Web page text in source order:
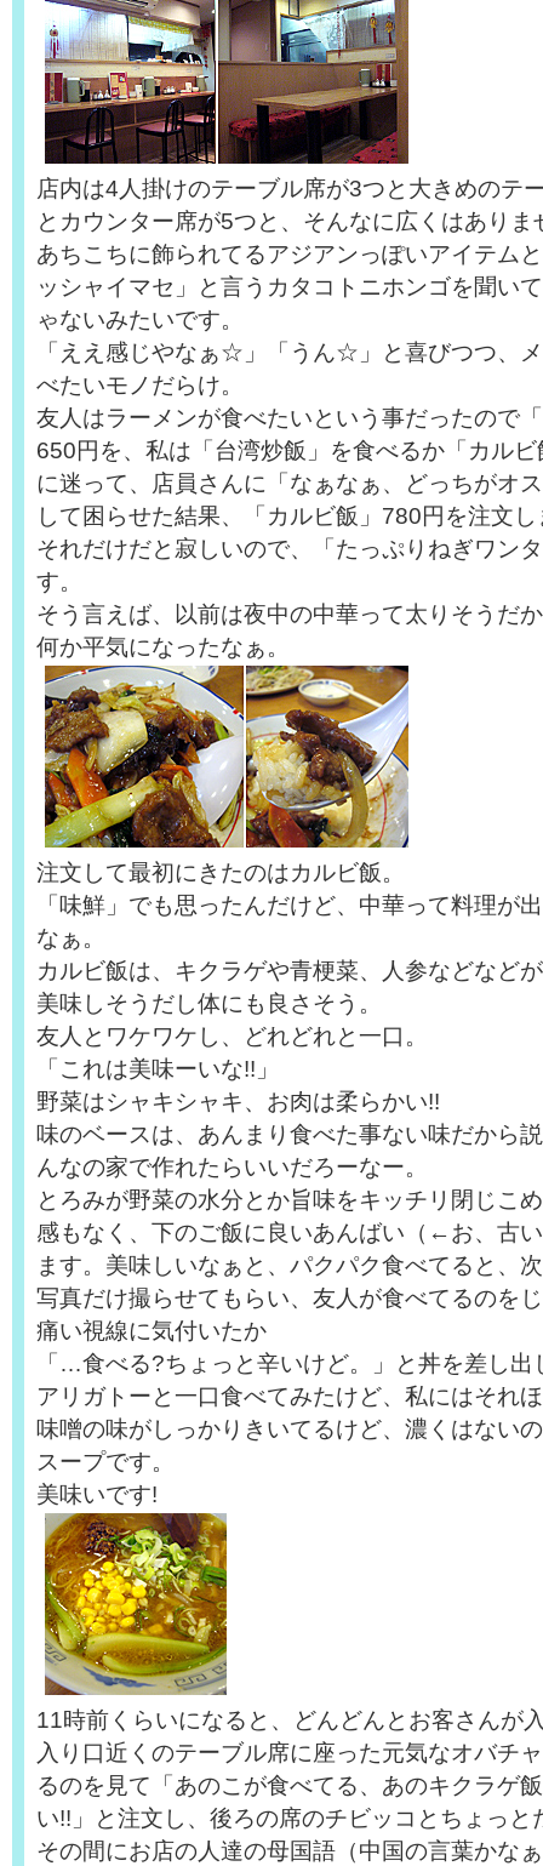
店内は4人掛けのテーブル席が3つと大きめのテ
とカウンター席が5つと、そんなに広くはありま
あちこちに飾られてるアジアンっぽいアイテム
ッシャイマセ」と言うカタコトニホンゴを聞い
ゃないみたいです。
「ええ感じやなぁ☆」「うん☆」と喜びつつ、
べたいモノだらけ。
友人はラーメンが食べたいという事だったので
650円を、私は「台湾炒飯」を食べるか「カル
に迷って、店員さんに「なぁなぁ、どっちがオ
して困らせた結果、「カルビ飯」780円を注文
それだけだと寂しいので、「たっぷりねぎワン
す。
そう言えば、以前は夜中の中華って太りそうだ
何か平気になったなぁ。
注文して最初にきたのはカルビ飯。
「味鮮」でも思ったんだけど、中華って料理が
なぁ。
カルビ飯は、キクラゲや青梗菜、人参などなど
美味しそうだし体にも良さそう。
友人とワケワケし、どれどれと一口。
「これは美味ーいな!!」
野菜はシャキシャキ、お肉は柔らかい!!
味のベースは、あんまり食べた事ない味だから
んなの家で作れたらいいだろーなー。
とろみが野菜の水分とか旨味をキッチリ閉じこ
感もなく、下のご飯に良いあんばい（←お、古
ます。美味しいなぁと、パクパク食べてると、
写真だけ撮らせてもらい、友人が食べてるのを
痛い視線に気付いたか
「…食べる?ちょっと辛いけど。」と丼を差し出
アリガトーと一口食べてみたけど、私にはそれ
味噌の味がしっかりきいてるけど、濃くはない
スープです。
美味いです!
11時前くらいになると、どんどんとお客さんが
入り口近くのテーブル席に座った元気なオバチ
るのを見て「あのこが食べてる、あのキクラゲ
い!!」と注文し、後ろの席のチビッコとちょっと
その間にお店の人達の母国語（中国の言葉かな